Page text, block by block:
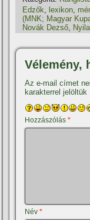
Edzők, lexikon,
(MNK; Magyar
Novák Dezső,
Vélemény,
Az e-mail címet
karakterrel jelöltük
Hozzászólás*
Név*